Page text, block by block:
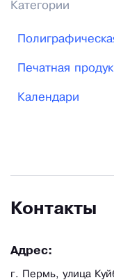
Категории
Печатная
Календари
Контакты
Адрес:
г. Пермь, улица